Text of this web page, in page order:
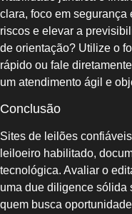
clara, foco em
riscos e elevar a
de orientação? Utilize o
rápido ou fale
um atendimento ágil e
Conclusão
Sites de leilões
leiloeiro habilitado,
tecnológica. Avaliar o
uma due diligence sólida
quem busca